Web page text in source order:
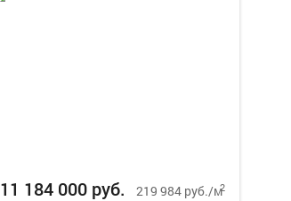
11 184 000 руб. 219 984 руб./м2